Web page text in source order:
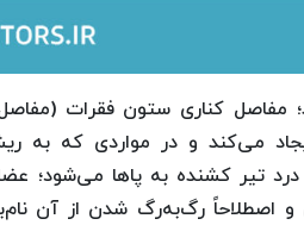
مفاصل کناری ستون فقرات
می‌کند و در مواردی که به
درد تیر کشنده به پاها می‌شود؛
اصطلاحاً رگ‌به‌رگ شدن از آن